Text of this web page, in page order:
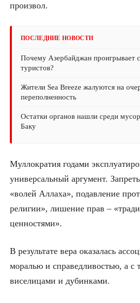
произвол.
ПОСЛЕДНИЕ НОВОСТИ
Почему Азербайджан проигрывает
туристов?
Жители Sea Breeze жалуются на
переполненность
Остатки органов нашли среди
Баку
Муллократия годами
универсальный аргумент.
«волей Аллаха», подавление
религии», лишение прав –
ценностями».
В результате вера оказалась
моралью и справедливостью, а с
виселицами и дубинками.